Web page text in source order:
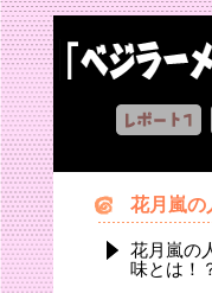
花月嵐の
花月嵐の
味とは！